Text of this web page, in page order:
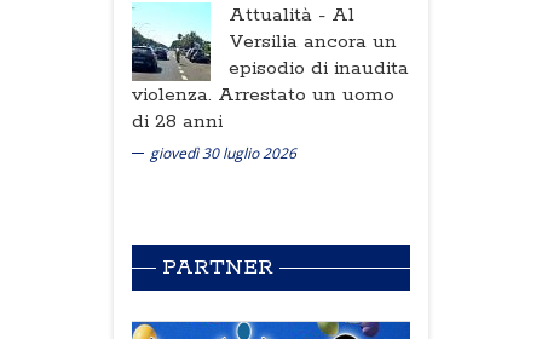
Attualità - Al
Versilia ancora un
episodio di inaudita
violenza. Arrestato un uomo
di 28 anni
giovedì 30 luglio 2026
PARTNER